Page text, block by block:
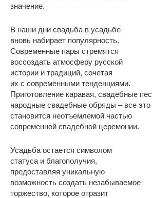
значение.
В наши дни свадьба в усадьбе
вновь набирает популярность.
Современные пары стремятся
воссоздать атмосферу русской
истории и традиций, сочетая
их с современными тенденциями.
Приготовление каравая, свадебные
народные свадебные обряды – все это
становится неотъемлемой частью
современной свадебной церемонии.
Усадьба остается символом
статуса и благополучия,
предоставляя уникальную
возможность создать незабываемое
торжество, которое отразит